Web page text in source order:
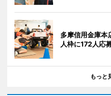
多摩信用金庫
人枠に172人応
もっと